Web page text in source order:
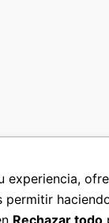
experiencia,
permitir